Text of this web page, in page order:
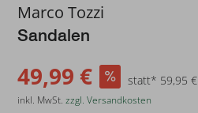
Marco Tozzi
Sandalen
49,99 € statt* 59,95 €
inkl. MwSt.zzgl. Versandkosten